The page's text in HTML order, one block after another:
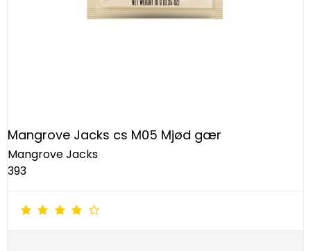
Mangrove Jacks cs M05 Mjød gær
Mangrove Jacks
393